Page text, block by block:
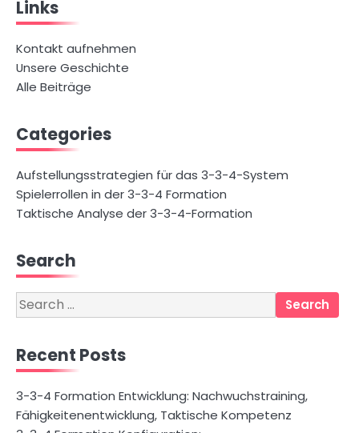
Links
Kontakt aufnehmen
Unsere Geschichte
Alle Beiträge
Categories
Aufstellungsstrategien für das 3-3-4-System
Spielerrollen in der 3-3-4 Formation
Taktische Analyse der 3-3-4-Formation
Search
Search
for:
Recent Posts
3-3-4 Formation Entwicklung: Nachwuchstraining,
Fähigkeitenentwicklung, Taktische Kompetenz